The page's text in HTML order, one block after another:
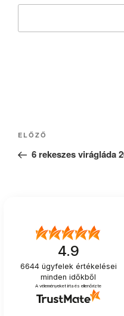
Bejegyzés
Korábbi
bejegyzés
ELŐZŐ
6 rekeszes virágláda
4.9
6644ügyfelek értékelései
minden időkből
A véleményeket írta és ellenőrizte